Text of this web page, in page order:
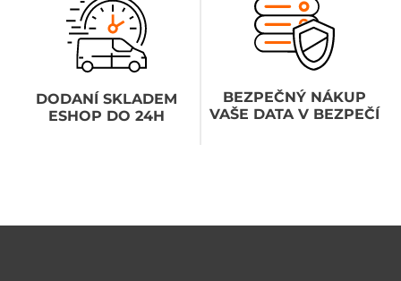
DODANÍ SKLADEM
ESHOP DO 24H
BEZPEČNÝ NÁKUP
VAŠE DATA V BEZPEČÍ